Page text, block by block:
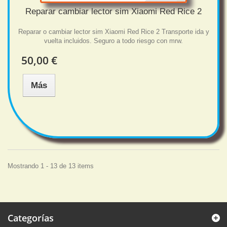
Reparar cambiar lector sim Xiaomi Red Rice 2
Reparar o cambiar lector sim Xiaomi Red Rice 2 Transporte ida y
vuelta incluidos. Seguro a todo riesgo con mrw.
50,00 €
Más
Mostrando 1 - 13 de 13 items
Categorías